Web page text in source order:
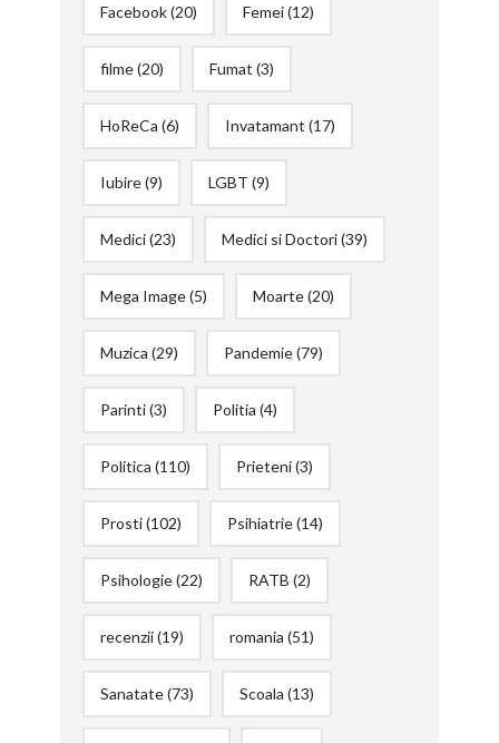
Facebook(20) Femei(12)
filme(20) Fumat (3)
HoReCa (6) Invatamant (17)
Iubire(9) LGBT (9)
Medici(23) Medici si Doctori(39)
Mega Image(5) Moarte(20)
Muzica (29) Pandemie(79)
Parinti(3) Politia (4)
Politica (110) Prieteni(3)
Prosti(102) Psihiatrie(14)
Psihologie(22) RATB (2)
recenzii(19) romania (51)
Sanatate(73) Scoala (13)